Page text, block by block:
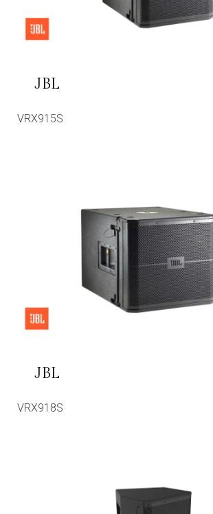
JBL
VRX915S
JBL
VRX918S